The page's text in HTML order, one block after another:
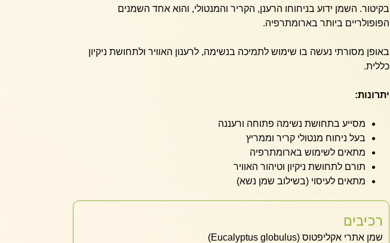
בקיטור. השמן ידוע בניחוחו הרענן, הקריר והמנטולי, והוא אחד השמנים
הפופולריים ביותר בארומתרפיה.
באופן מסורתי נעשה בו שימוש לתמיכה בנשימה, לרענון האוויר ולתחושת ניקיון
כללית.
יתרונות:
מסייע בתחושת נשימה פתוחה ורעננה
בעל ניחוח מנטולי קריר וממריץ
מתאים לשימוש בארומתרפיה
תורם לתחושת ניקיון וטיהור האוויר
מתאים לעיסוי (בשילוב שמן נשא)
רכיבים
שמן אתרי אקליפטוס (Eucalyptus globulus)